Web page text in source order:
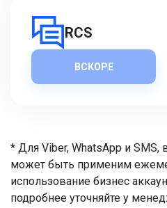
RCS
ВСКОРЕ
* Для Viber, WhatsApp и SMS,
может быть применим
использование бизнес
подробнее уточняйте у